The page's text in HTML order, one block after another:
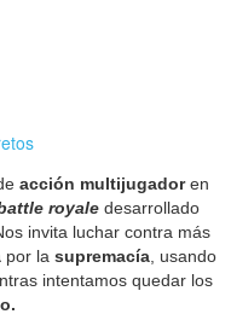
acción multijugadoren
royale desarrollado
invita luchar contra más
por lasupremacía , usando
intentamos quedar los